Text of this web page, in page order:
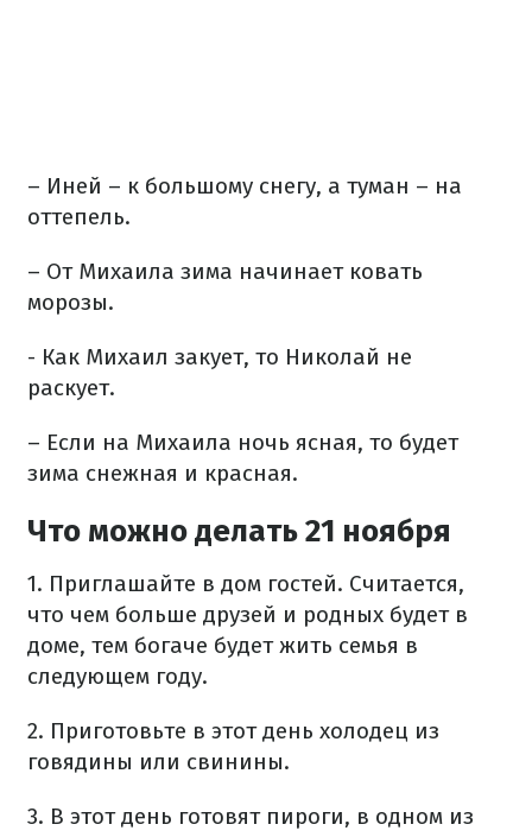
– Иней – к большому снегу, а туман – на
оттепель.
– От Михаила зима начинает ковать
морозы.
- Как Михаил закует, то Николай не
раскует.
– Если на Михаила ночь ясная, то будет
зима снежная и красная.
Что можно делать 21 ноября
1. Приглашайте в дом гостей. Считается,
что чем больше друзей и родных будет в
доме, тем богаче будет жить семья в
следующем году.
2. Приготовьте в этот день холодец из
говядины или свинины.
3. В этот день готовят пироги, в одном из